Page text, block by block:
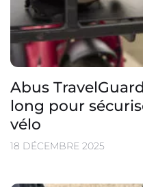
Abus
long pour
vélo
18 DÉCEMBRE 2025